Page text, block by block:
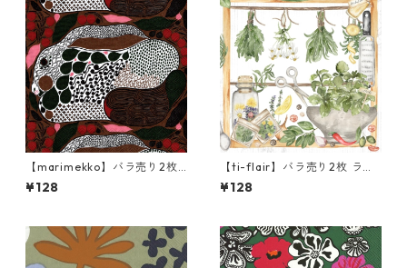
【marimekko】バラ売り2枚
ランチサイズ ペーパーナプキ
ン RUSAKKO ブラウンxピンク
¥128
【ti-flair】バラ売り2枚 ラン
チサイズ ペーパーナプキン He
rbs & Spices ホワイト
¥128